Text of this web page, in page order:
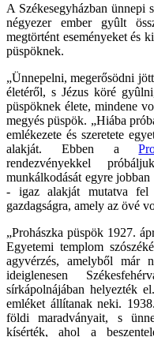
A Székesegyházban ünnepi
négyezer ember gyûlt
megtörtént eseményeket és
püspöknek.
„Ünnepelni, megerősödni
életéről, s Jézus köré
püspöknek élete, mindene
megyés püspök. „Hiába
emlékezete és szeretete
alakját. Ebben a
rendezvényekkel
munkálkodását egyre jobban
- igaz alakját mutatva fel
gazdagságra, amely az övé
„Prohászka püspök 1927.
Egyetemi templom
agyvérzés, amelyből már
ideiglenesen
sírkápolnájában helyezték
emléket állítanak neki.
földi maradványait, s
kísérték, ahol a